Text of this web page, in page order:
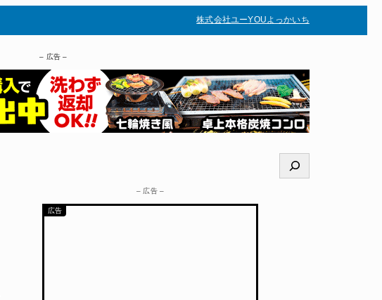
株式会社ユーYOUよっかいち
– 広告 –
検
索
– 広告 –